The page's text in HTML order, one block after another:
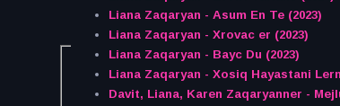
Liana Zaqaryan - Asum En Te (2023)
Liana Zaqaryan - Xrovac er (2023)
Liana Zaqaryan - Bayc Du (2023)
Liana Zaqaryan - Xosiq Hayastani
Davit, Liana, Karen Zaqaryanner -